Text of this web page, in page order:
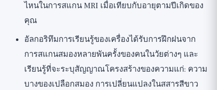
ไหนในการสแกน MRI เมื่อเทียบกับอายุตามปีเกิดของ
คุณ
อัลกอริทึมการเรียนรู้ของเครื่องได้รับการฝึกฝนจาก
การสแกนสมองหลายพันครั้งของคนในวัยต่างๆ และ
เรียนรู้ที่จะระบุสัญญาณโครงสร้างของความแก่: ความ
บางของเปลือกสมอง การเปลี่ยนแปลงในสสารสีขาว